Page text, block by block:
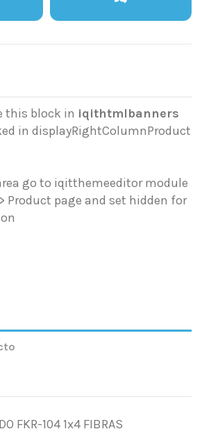
this block in iqithtmlbanners
in displayRightColumnProduct
go to iqitthemeeditor module
Product page and set hidden for
FKR-104 1x4 FIBRAS